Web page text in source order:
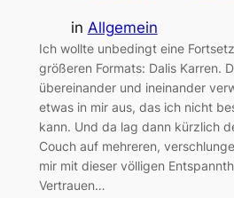
in Allgemein
Ich wollte unbedingt eine
größeren Formats: Dalis Karren.
übereinander und ineinander
etwas in mir aus, das ich nicht
kann. Und da lag dann kürzlich
Couch auf mehreren,
mir mit dieser völligen
Vertrauen…